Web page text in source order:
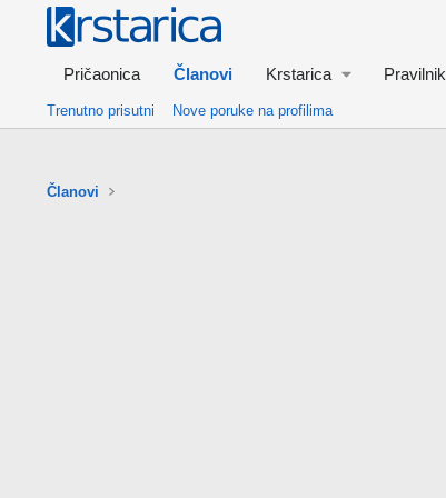
Pričaonica Članovi Krstarica Pravilnik
Trenutno prisutni Nove poruke na profilima
Članovi